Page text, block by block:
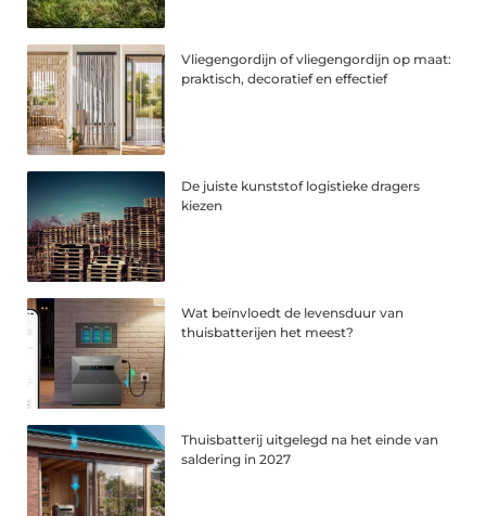
Vliegengordijn of vliegengordijn op maat:
praktisch, decoratief en effectief
De juiste kunststof logistieke dragers
kiezen
Wat beïnvloedt de levensduur van
thuisbatterijen het meest?
Thuisbatterij uitgelegd na het einde van
saldering in 2027